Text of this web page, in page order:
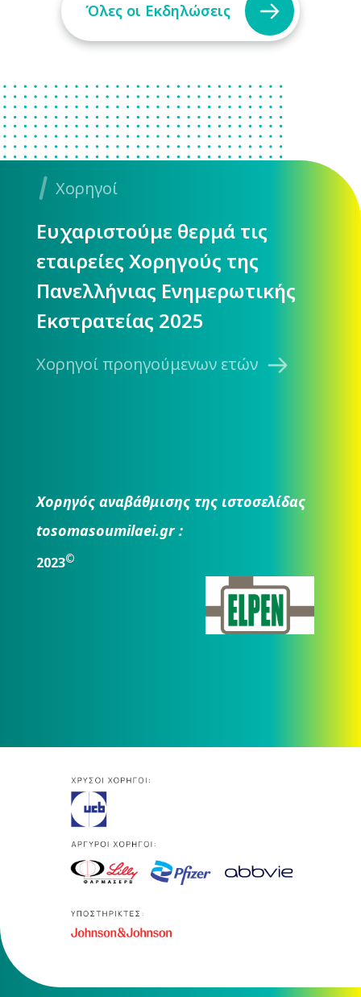
Όλες οι Εκδηλώσεις
Χορηγοί
Ευχαριστούμε θερμά τις
εταιρείες Χορηγούς της
Πανελλήνιας Ενημερωτικής
Εκστρατείας 2025
Χορηγοί προηγούμενων ετών
Χορηγός αναβάθμισης της ιστοσελίδας
tosomasoumilaei.gr :
2023©